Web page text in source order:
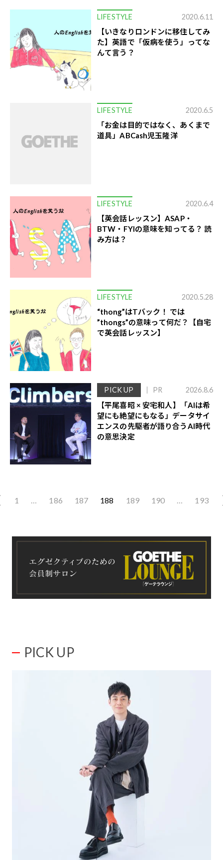
LIFESTYLE 2020.6.11
【いきなりロンドンに移住してみ
た】英語で「仮病を使う」ってな
んて言う？
LIFESTYLE 2020.6.5
「お金は目的ではなく、あくまで
道具」ABCash児玉隆洋
LIFESTYLE 2020.6.4
【英会話レッスン】ASAP・
BTW・FYIの意味を知ってる？ 読
み方は？
LIFESTYLE 2020.5.28
“thong”はTバック！ では
”thongs”の意味って何だ？【自宅
で英会話レッスン】
PICK UP PR 2026.8.6
【平尾喜昭 × 安宅和人】「AIは希
望にも絶望にもなる」データサイ
エンスの先駆者が語り合うAI時代
の意思決定
1 … 186 187 188 189 190 … 193
PICK UP